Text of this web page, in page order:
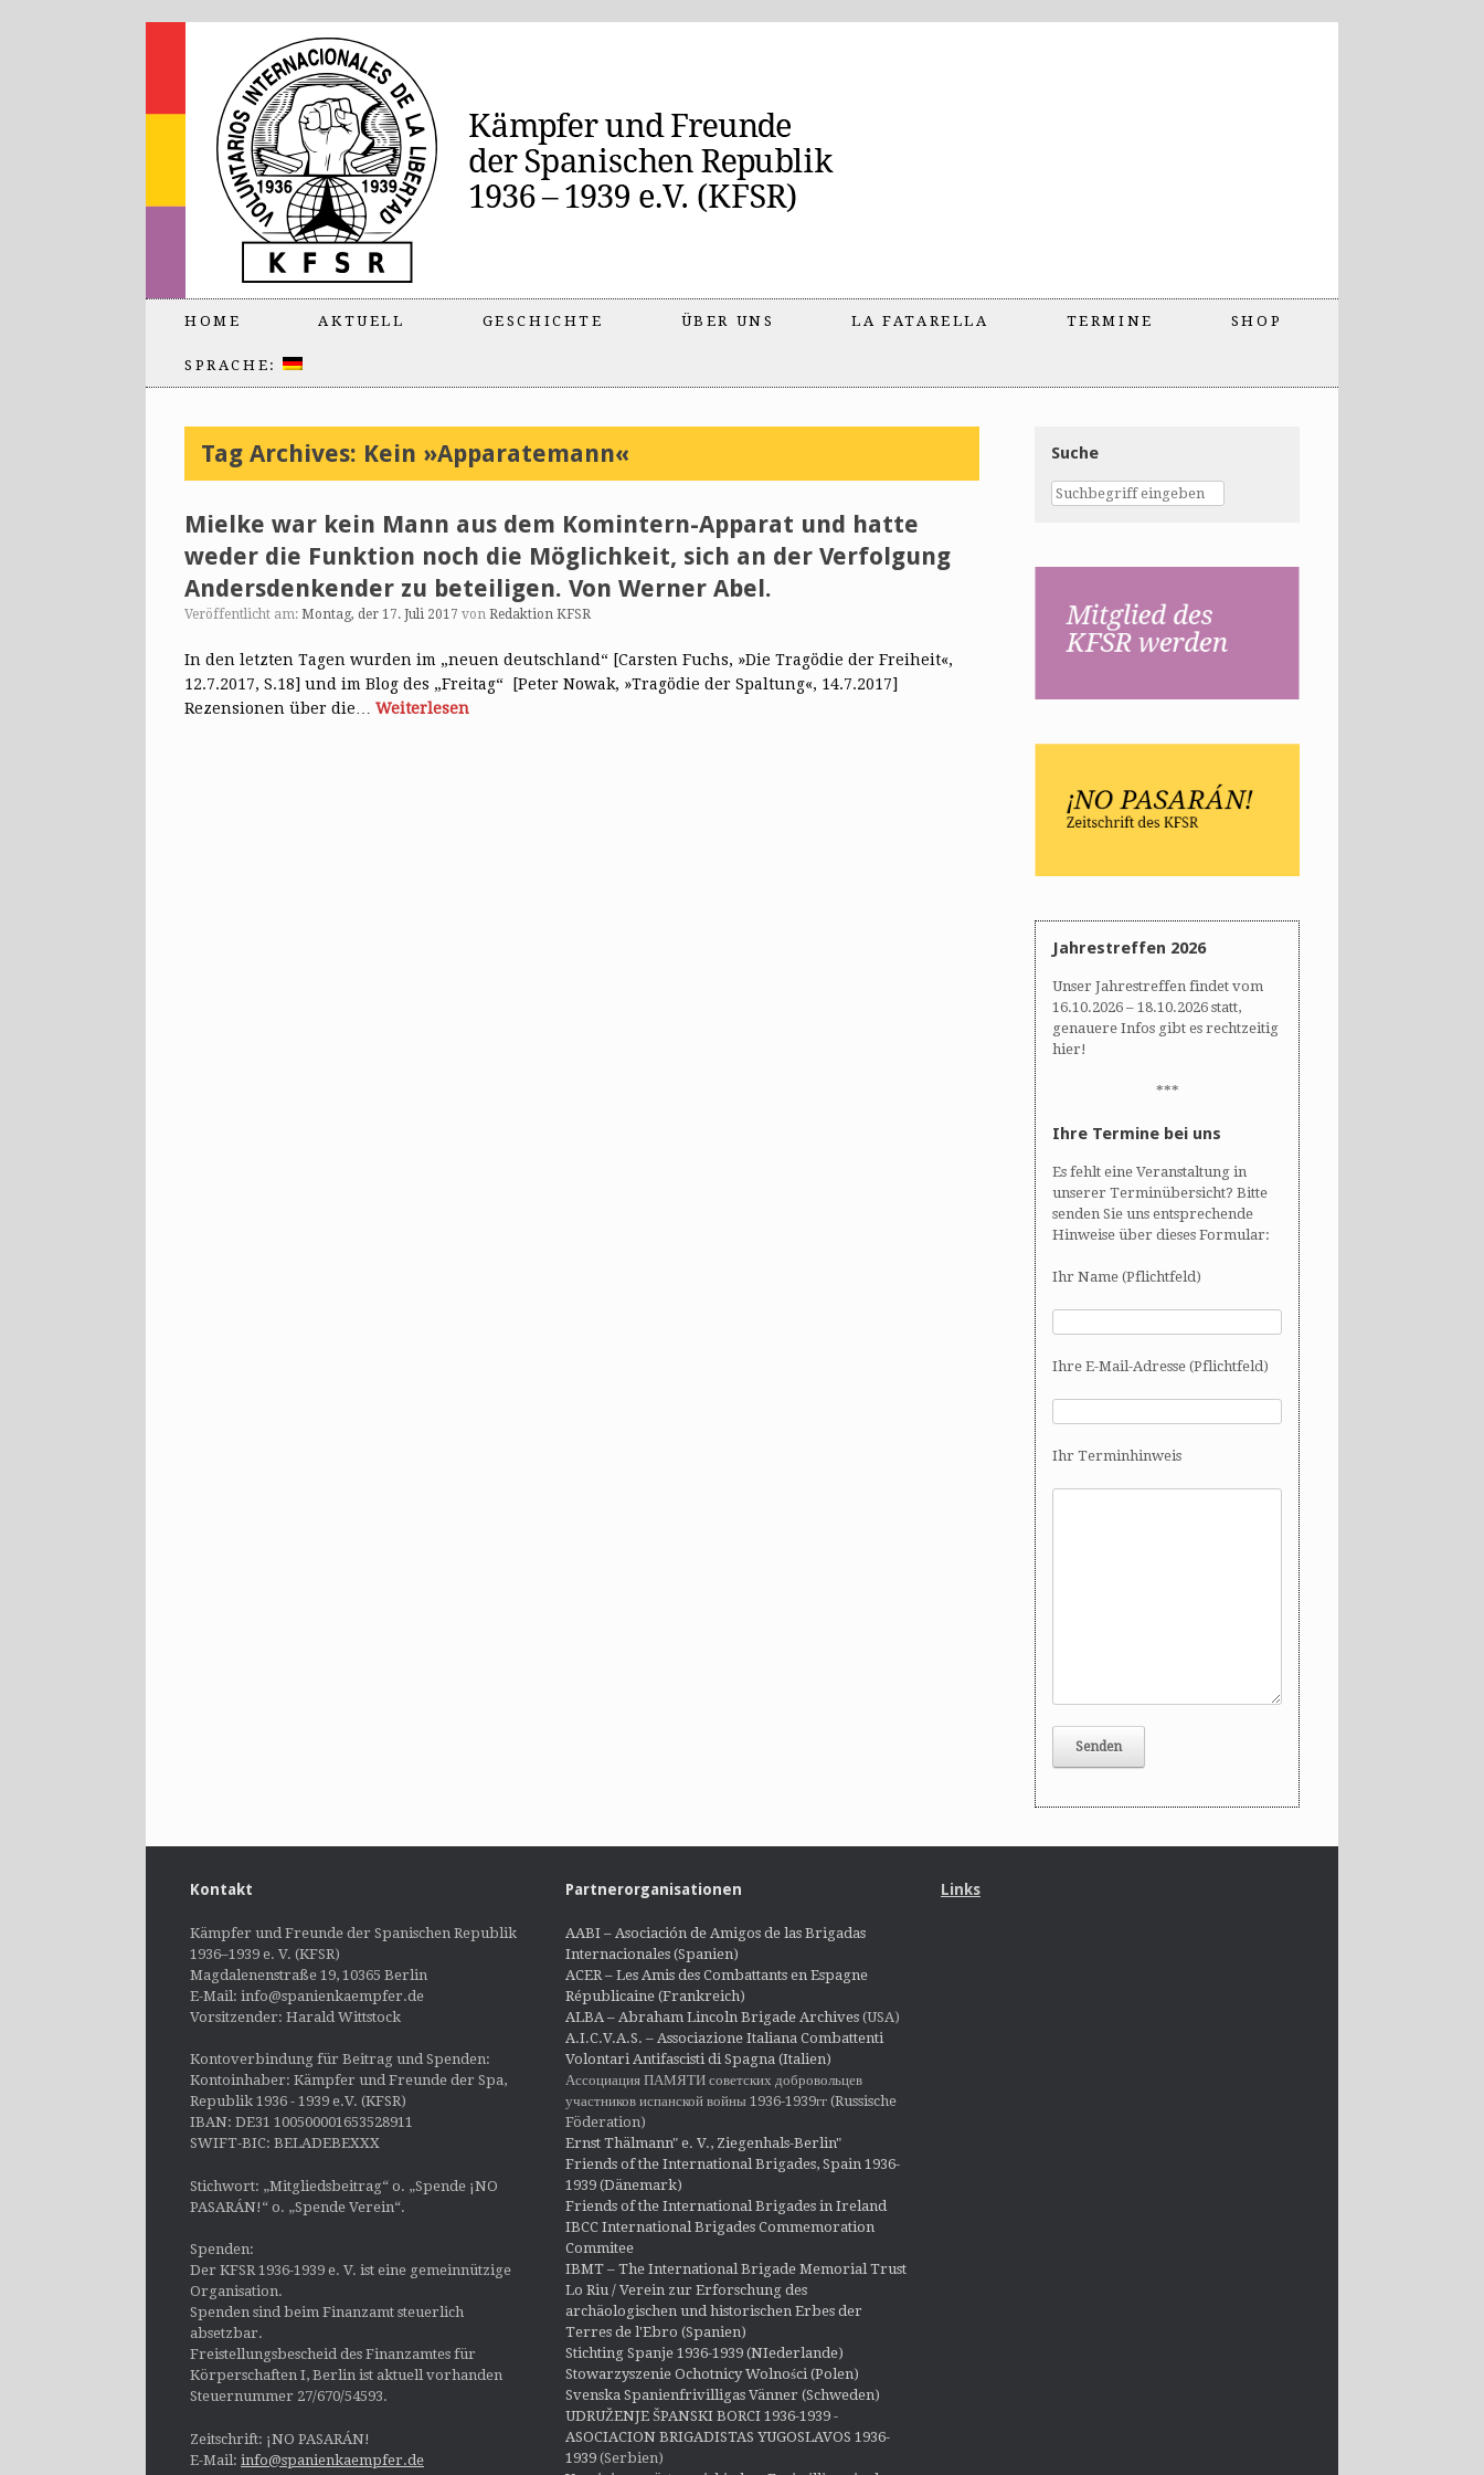
HOME AKTUELL GESCHICHTE ÜBER UNS LA FATARELLA TERMINE SHOP
SPRACHE:
Tag Archives: Kein »Apparatemann«
Mielke war kein Mann aus dem Komintern-Apparat und hatte
weder die Funktion noch die Möglichkeit, sich an der Verfolgung
Andersdenkender zu beteiligen. Von Werner Abel.
Veröffentlicht am: Montag, der 17. Juli 2017 von Redaktion KFSR
In den letzten Tagen wurden im „neuen deutschland“ [Carsten Fuchs, »Die Tragödie der Freiheit«,
12.7.2017, S.18] und im Blog des „Freitag“ [Peter Nowak, »Tragödie der Spaltung«, 14.7.2017]
Rezensionen über die… Weiterlesen
Suche
Jahrestreffen 2026
Unser Jahrestreffen findet vom
16.10.2026 – 18.10.2026 statt,
genauere Infos gibt es rechtzeitig
hier!
***
Ihre Termine bei uns
Es fehlt eine Veranstaltung in
unserer Terminübersicht? Bitte
senden Sie uns entsprechende
Hinweise über dieses Formular:
Ihr Name (Pflichtfeld)
Ihre E-Mail-Adresse (Pflichtfeld)
Ihr Terminhinweis
Kontakt
Kämpfer und Freunde der Spanischen Republik
1936–1939 e. V. (KFSR)
Magdalenenstraße 19, 10365 Berlin
E-Mail: info@spanienkaempfer.de
Vorsitzender: Harald Wittstock
Kontoverbindung für Beitrag und Spenden:
Kontoinhaber: Kämpfer und Freunde der Spa,
Republik 1936 - 1939 e.V. (KFSR)
IBAN: DE31 100500001653528911
SWIFT-BIC: BELADEBEXXX
Stichwort: „Mitgliedsbeitrag“ o. „Spende ¡NO
PASARÁN!“ o. „Spende Verein“.
Spenden:
Der KFSR 1936-1939 e. V. ist eine gemeinnützige
Organisation.
Spenden sind beim Finanzamt steuerlich
absetzbar.
Freistellungsbescheid des Finanzamtes für
Körperschaften I, Berlin ist aktuell vorhanden
Steuernummer 27/670/54593.
Zeitschrift: ¡NO PASARÁN!
E-Mail: info@spanienkaempfer.de
Partnerorganisationen
AABI – Asociación de Amigos de las Brigadas
Internacionales (Spanien)
ACER – Les Amis des Combattants en Espagne
Républicaine (Frankreich)
ALBA – Abraham Lincoln Brigade Archives(USA)
A.I.C.V.A.S. – Associazione Italiana Combattenti
Volontari Antifascisti di Spagna (Italien)
Ассоциация ПАМЯТИ советских добровольцев
участников испанской войны 1936-1939гг (Russische
Föderation)
Ernst Thälmann" e. V., Ziegenhals-Berlin"
Friends of the International Brigades, Spain 1936-
1939 (Dänemark)
Friends of the International Brigades in Ireland
IBCC International Brigades Commemoration
Commitee
IBMT – The International Brigade Memorial Trust
Lo Riu / Verein zur Erforschung des
archäologischen und historischen Erbes der
Terres de l'Ebro (Spanien)
Stichting Spanje 1936-1939 (NIederlande)
Stowarzyszenie Ochotnicy Wolności (Polen)
Svenska Spanienfrivilligas Vänner (Schweden)
UDRUŽENJE ŠPANSKI BORCI 1936-1939 -
ASOCIACION BRIGADISTAS YUGOSLAVOS 1936-
1939(Serbien)
Links